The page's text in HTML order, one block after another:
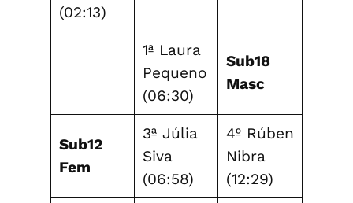
(02:13)
1ª Laura
Pequeno
(06:30)
Sub18
Masc
Sub12
Fem
3ª Júlia
Siva
(06:58)
4º Rúben
Nibra
(12:29)